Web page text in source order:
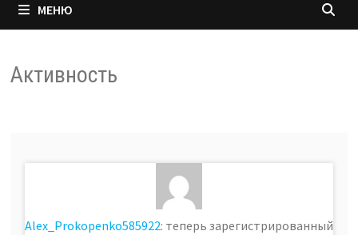
МЕНЮ
Активность
Alex_Prokopenko585922: теперь зарегистрированный